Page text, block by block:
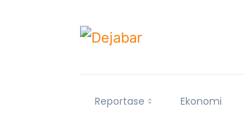
Reportase Ekonomi